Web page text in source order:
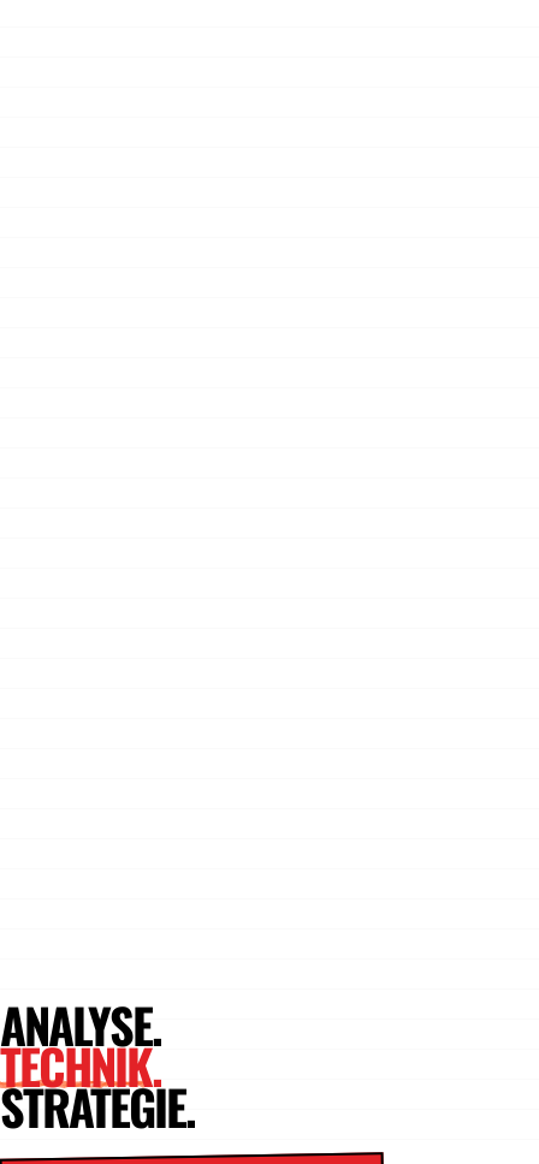
ANALYSE.
TECHNIK.
STRATEGIE.